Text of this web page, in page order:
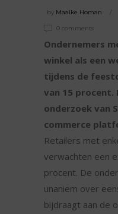
by Maaike Homan
0 comments
Ondernemers
winkel als een
tijdens de
van 15
onderzoek van
commerce
Retailers met
verwachten een
procent. De
unaniem over
bijdraagt aan de